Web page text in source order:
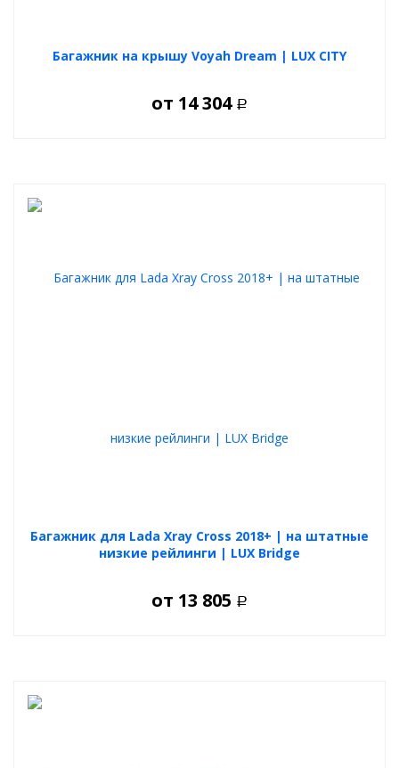
Багажник на крышу Voyah Dream | LUX CITY
от 14 304 Р
Багажник для Lada Xray Cross 2018+ | на штатные
низкие рейлинги | LUX Bridge
от 13 805 Р